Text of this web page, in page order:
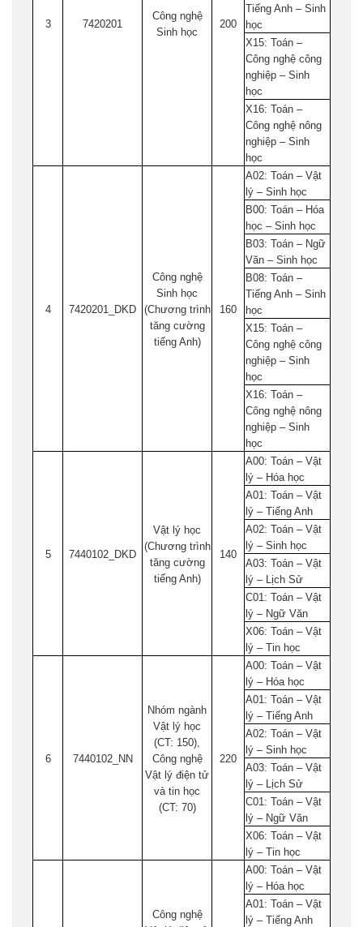
3 7420201
Công nghệ
Sinh học
200
Tiếng Anh – Sinh
học
X15: Toán –
Công nghệ công
nghiệp – Sinh
học
X16: Toán –
Công nghệ nông
nghiệp – Sinh
học
4 7420201_DKD
Công nghệ
Sinh học
(Chương trình
tăng cường
tiếng Anh)
160
A02: Toán – Vật
lý – Sinh học
B00: Toán – Hóa
học – Sinh học
B03: Toán – Ngữ
Văn – Sinh học
B08: Toán –
Tiếng Anh – Sinh
học
X15: Toán –
Công nghệ công
nghiệp – Sinh
học
X16: Toán –
Công nghệ nông
nghiệp – Sinh
học
5 7440102_DKD
Vật lý học
(Chương trình
tăng cường
tiếng Anh)
140
A00: Toán – Vật
lý – Hóa học
A01: Toán – Vật
lý – Tiếng Anh
A02: Toán – Vật
lý – Sinh học
A03: Toán – Vật
lý – Lịch Sử
C01: Toán – Vật
lý – Ngữ Văn
X06: Toán – Vật
lý – Tin học
6 7440102_NN
Nhóm ngành
Vật lý học
(CT: 150),
Công nghệ
Vật lý điện tử
và tin học
(CT: 70)
220
A00: Toán – Vật
lý – Hóa học
A01: Toán – Vật
lý – Tiếng Anh
A02: Toán – Vật
lý – Sinh học
A03: Toán – Vật
lý – Lịch Sử
C01: Toán – Vật
lý – Ngữ Văn
X06: Toán – Vật
lý – Tin học
Công nghệ
A00: Toán – Vật
lý – Hóa học
A01: Toán – Vật
lý – Tiếng Anh